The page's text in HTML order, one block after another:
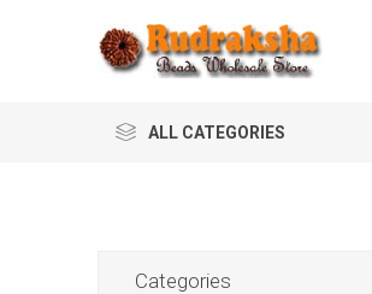
ALL CATEGORIES
Categories